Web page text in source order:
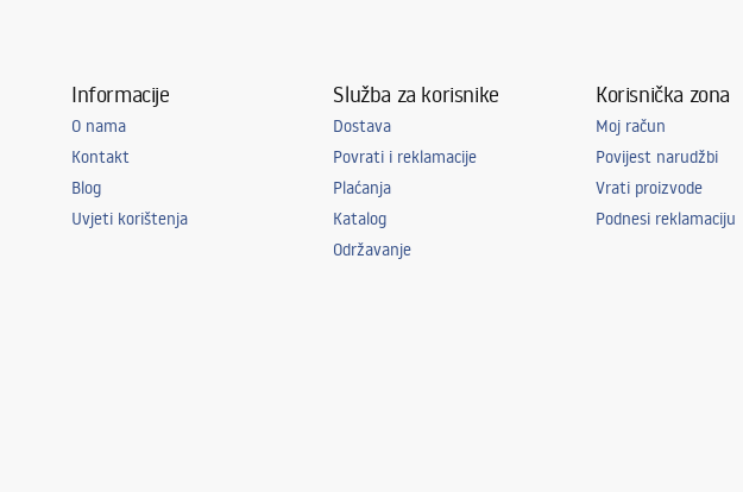
Informacije
O nama
Kontakt
Blog
Uvjeti korištenja
Služba za korisnike
Dostava
Povrati i reklamacije
Plaćanja
Katalog
Održavanje
Korisnička zona
Moj račun
Povijest narudžbi
Vrati proizvode
Podnesi reklamaciju